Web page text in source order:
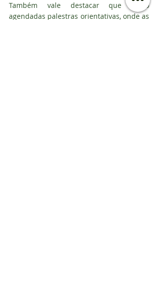
Também vale destacar que estão
agendadas palestras orientativas, onde as